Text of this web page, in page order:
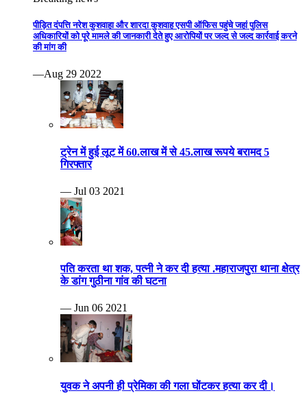
पीड़ित दंपत्ति नरेश कुशवाहा और शारदा कुशवाह एसपी ऑफिस पहुंचे जहां पुलिस
अधिकारियों को पूरे मामले की जानकारी देते हुए आरोपियों पर जल्द से जल्द कार्रवाई करने
की मांग की
—Aug 29 2022
ट्रेन में हुई लूट में 60.लाख में से 45.लाख रूपये बरामद 5
गिरफ्तार
— Jul 03 2021
पति करता था शक, पत्नी ने कर दी हत्या .महाराजपुरा थाना क्षेत्र
के डांग गुठीना गांव की घटना
— Jun 06 2021
युवक ने अपनी ही प्रेमिका की गला घोंटकर हत्या कर दी।